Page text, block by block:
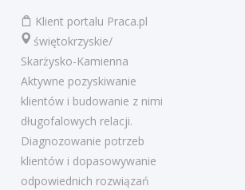
Nowoczesne technologie w pracy. Jak
z tym radzą sobie starsi pracownicy?
2 lutego 2021
Jak zmienić pracę fizyczną na biurową?
3 stycznia 2021
W województwie świętokrzyskim
brakuje wykwalifikowanych murarzy
12 grudnia 2020
Klient portalu Praca.pl
świętokrzyskie/
Skarżysko-Kamienna
Aktywne pozyskiwanie
klientów i budowanie z nimi
długofalowych relacji.
Diagnozowanie potrzeb
klientów i dopasowywanie
odpowiednich rozwiązań